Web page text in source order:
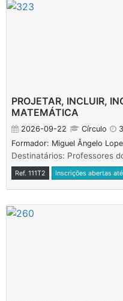
PROJETAR, INCLUIR,
MATEMÁTICA
2026-09-22 Círculo
Formador: Miguel Ângelo
Destinatários: Professores
Ref. 111T2 Inscrições abertas